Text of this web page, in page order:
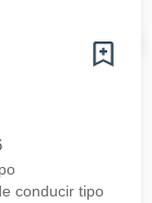
conducir tipo